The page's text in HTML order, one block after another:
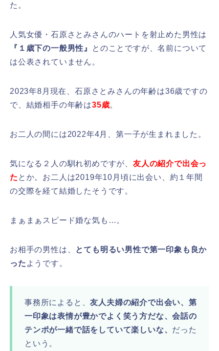
た。
人気女優・石原さとみさんのハートを射止めた男性は
『１ 歳下の一般男性』
とのことですが、名前について
は公表されていません。
2023年8月現在、石原さとみさんの年齢は36歳ですの
で、結婚相手の年齢は35歳。
お二人の間には2022年4月、第一子が生まれました。
気になる２人の馴れ初めですが、友人の紹介で出会っ
た とか。お二人は2019年10月頃に出会い、約１年間
の交際を経て結婚したそうです。
まぁまぁスピード婚な気も…。
お相手の男性は、 とても明るい男性で第一印象も良か
った ようです。
事務所によると、友人夫婦の紹介で出会い、第
一印象は表情が豊かでよく笑う方だな、会話の
テンポが一緒で話をしていて楽しいな、 だった
という。